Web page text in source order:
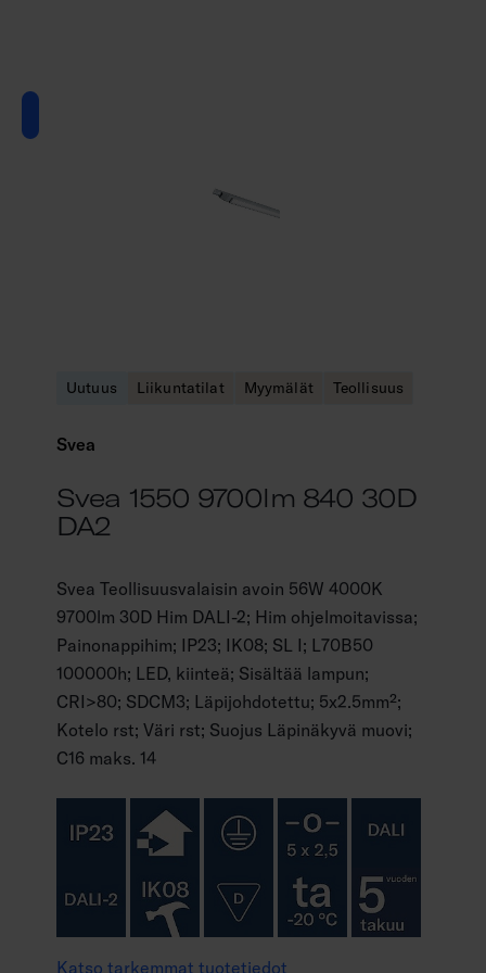
Uutuus Liikuntatilat Myymälät Teollisuus
Svea
Svea 1550 9700lm 840 30D
DA2
Svea Teollisuusvalaisin avoin 56W 4000K
9700lm 30D Him DALI-2; Him ohjelmoitavissa;
Painonappihim; IP23; IK08; SL I; L70B50
100000h; LED, kiinteä; Sisältää lampun;
CRI>80; SDCM3; Läpijohdotettu; 5x2.5mm²;
Kotelo rst; Väri rst; Suojus Läpinäkyvä muovi;
C16 maks. 14
Katso tarkemmat tuotetiedot